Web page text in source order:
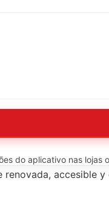
do aplicativo nas lojas
accesible